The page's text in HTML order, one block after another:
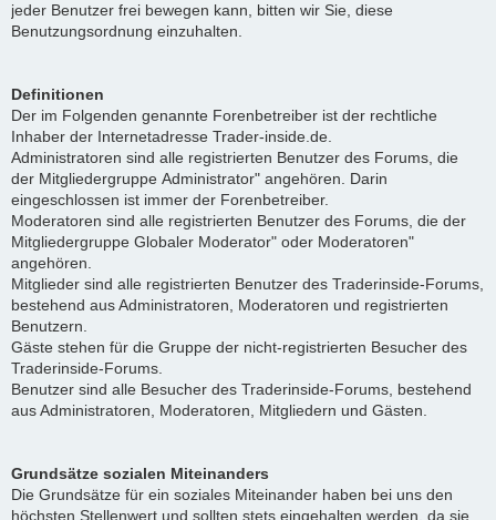
jeder Benutzer frei bewegen kann, bitten wir Sie, diese
Benutzungsordnung einzuhalten.
Definitionen
Der im Folgenden genannte Forenbetreiber ist der rechtliche
Inhaber der Internetadresse Trader-inside.de.
Administratoren sind alle registrierten Benutzer des Forums, die
der Mitgliedergruppe Administrator" angehören. Darin
eingeschlossen ist immer der Forenbetreiber.
Moderatoren sind alle registrierten Benutzer des Forums, die der
Mitgliedergruppe Globaler Moderator" oder Moderatoren"
angehören.
Mitglieder sind alle registrierten Benutzer des Traderinside-Forums,
bestehend aus Administratoren, Moderatoren und registrierten
Benutzern.
Gäste stehen für die Gruppe der nicht-registrierten Besucher des
Traderinside-Forums.
Benutzer sind alle Besucher des Traderinside-Forums, bestehend
aus Administratoren, Moderatoren, Mitgliedern und Gästen.
Grundsätze sozialen Miteinanders
Die Grundsätze für ein soziales Miteinander haben bei uns den
höchsten Stellenwert und sollten stets eingehalten werden, da sie